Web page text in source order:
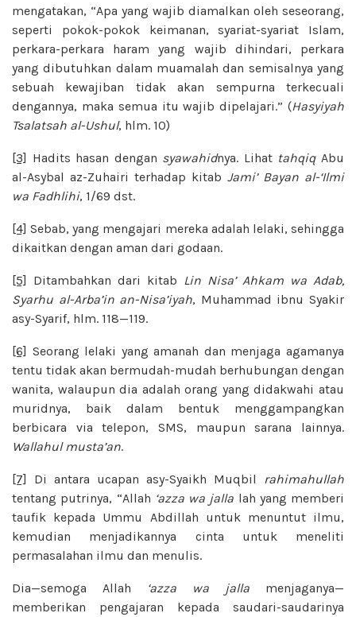
mengatakan, “Apa yang wajib diamalkan oleh seseorang,
seperti pokok-pokok keimanan, syariat-syariat Islam,
perkara-perkara haram yang wajib dihindari, perkara
yang dibutuhkan dalam muamalah dan semisalnya yang
sebuah kewajiban tidak akan sempurna terkecuali
dengannya, maka semua itu wajib dipelajari.” (Hasyiyah
Tsalatsah al-Ushul, hlm. 10)
[3] Hadits hasan dengan syawahidnya. Lihat tahqiq Abu
al-Asybal az-Zuhairi terhadap kitab Jami’ Bayan al-‘Ilmi
wa Fadhlihi, 1/69 dst.
[4] Sebab, yang mengajari mereka adalah lelaki, sehingga
dikaitkan dengan aman dari godaan.
[5] Ditambahkan dari kitab Lin Nisa’ Ahkam wa Adab,
Syarhu al-Arba’in an-Nisa’iyah, Muhammad ibnu Syakir
asy-Syarif, hlm. 118—119.
[6] Seorang lelaki yang amanah dan menjaga agamanya
tentu tidak akan bermudah-mudah berhubungan dengan
wanita, walaupun dia adalah orang yang didakwahi atau
muridnya, baik dalam bentuk menggampangkan
berbicara via telepon, SMS, maupun sarana lainnya.
Wallahul musta’an.
[7] Di antara ucapan asy-Syaikh Muqbil
rahimahullah
tentang putrinya, “Allah ‘azza wa jalla lah yang memberi
taufik kepada Ummu Abdillah untuk menuntut ilmu,
kemudian menjadikannya cinta untuk meneliti
permasalahan ilmu dan menulis.
Dia—semoga Allah ‘azza wa jalla menjaganya—
memberikan pengajaran kepada saudari-saudarinya